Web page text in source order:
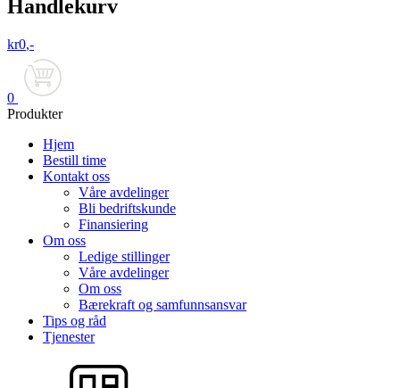
Handlekurv
kr0,-
0
Produkter
Hjem
Bestill time
Kontakt oss
Våre avdelinger
Bli bedriftskunde
Finansiering
Om oss
Ledige stillinger
Våre avdelinger
Om oss
Bærekraft og samfunnsansvar
Tips og råd
Tjenester